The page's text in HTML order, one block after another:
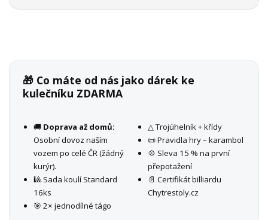
🎁 Co máte od nás jako dárek ke
kulečníku ZDARMA
🚚 Doprava až domů:
Osobní dovoz naším
vozem po celé ČR (žádný
kurýr).
🎱 Sada koulí Standard
16ks
🎯 2× jednodílné tágo
△ Trojúhelník + křídy
📜 Pravidla hry – karambol
💠 Sleva 15 % na první
přepotažení
📄 Certifikát billiardu
Chytrestoly.cz